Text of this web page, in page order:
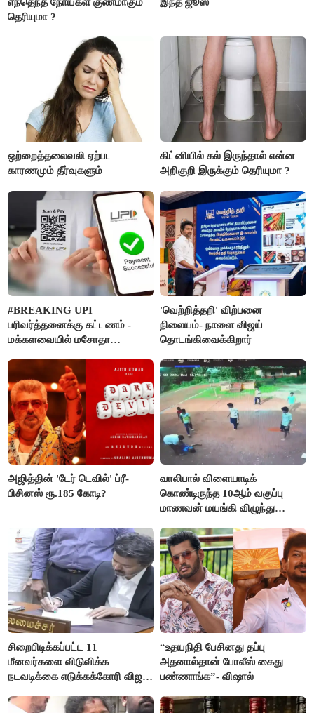
தெரியுமா ?
ஒற்றைத்தலைவலி ஏற்பட
காரணமும் தீர்வுகளும்
கிட்னியில் கல் இருந்தால் என்ன
அறிகுறி இருக்கும் தெரியுமா ?
#BREAKING UPI
பரிவர்த்தனைக்கு கட்டணம் -
மக்களவையில் மசோதா
'வெற்றித்தறி' விற்பனை
நிலையம்- நாளை விஜய்
தொடங்கிவைக்கிறார்
அஜித்தின் 'டேர் டெவில்' ப்ரீ-
பிசினஸ் ரூ.185 கோடி?
வாலிபால் விளையாடிக்
கொண்டிருந்த 10ஆம் வகுப்பு
மாணவன் மயங்கி விழுந்து
சிறைபிடிக்கப்பட்ட 11
மீனவர்களை விடுவிக்க
நடவடிக்கை எடுக்கக்கோரி விஜய்
“உதயநிதி பேசினது தப்பு
அதனால்தான் போலீஸ் கைது
பண்ணாங்க”- விஷால்